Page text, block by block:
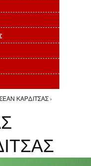
ΚΑΡΔΙΤΣΑΣ ›